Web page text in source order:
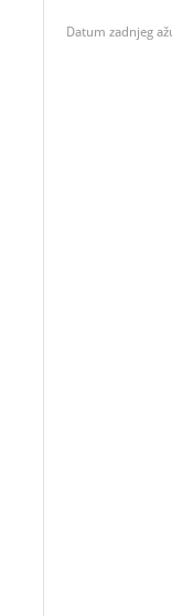
Datum zadnjeg